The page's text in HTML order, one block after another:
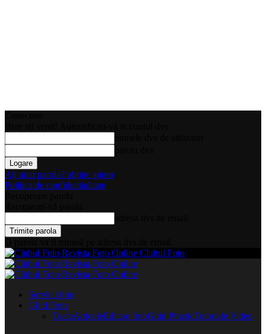
Ați uitat parola? obține ajutor
Politica de confidentialitate
Clubul Foto
Servicii foto
Ghid Foto
ToateArticoleEditare fotoGhid PracticTutoriale Video